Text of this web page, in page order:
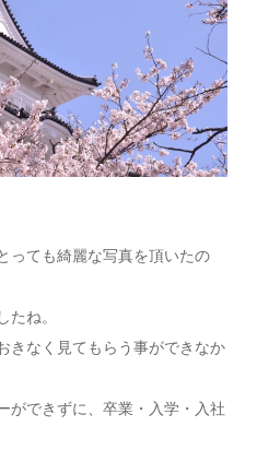
っても綺麗な写真を頂いたの
たね。
きなく見てもらう事ができなか
ができずに、卒業・入学・入社